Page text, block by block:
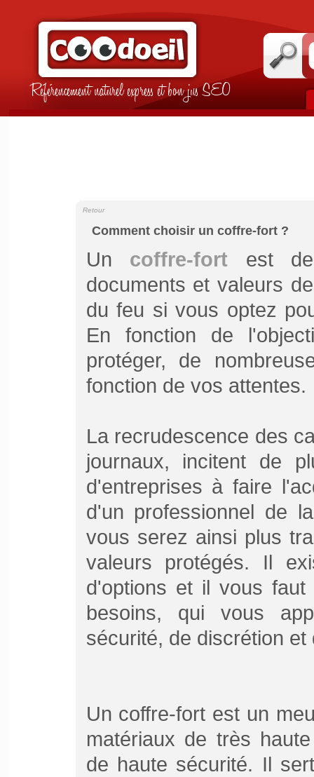
Référencement naturel express et bon jus SEO
Comment choisir un coffre-fort ?
Retour
Un coffre-fort est
documents et valeurs
du feu si vous optez
En fonction de
protéger, de
fonction de vos attentes.
La recrudescence des
journaux, incitent de
d'entreprises à faire
d'un professionnel de
vous serez ainsi plus
valeurs protégés. Il
d'options et il vous
besoins, qui vous
sécurité, de discrétion et
Un coffre-fort est un
matériaux de très
de haute sécurité. Il